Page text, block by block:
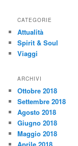
CATEGORIE
Attualità
Spirit & Soul
Viaggi
ARCHIVI
Ottobre 2018
Settembre 2018
Agosto 2018
Giugno 2018
Maggio 2018